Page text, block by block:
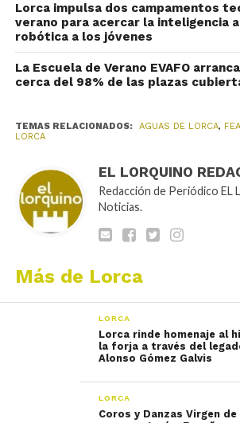
Lorca impulsa dos campamentos
verano para acercar la inteligencia
robótica a los jóvenes
La Escuela de Verano EVAFO
cerca del 98% de las plazas
TEMAS RELACIONADOS: AGUAS DE LORCA,
LORCA
EL LORQUINO
Redacción de Periódico EL
Noticias.
Más de Lorca
LORCA
Lorca rinde homenaje al
la forja a través del
Alonso Gómez Galvis
LORCA
Coros y Danzas Virgen